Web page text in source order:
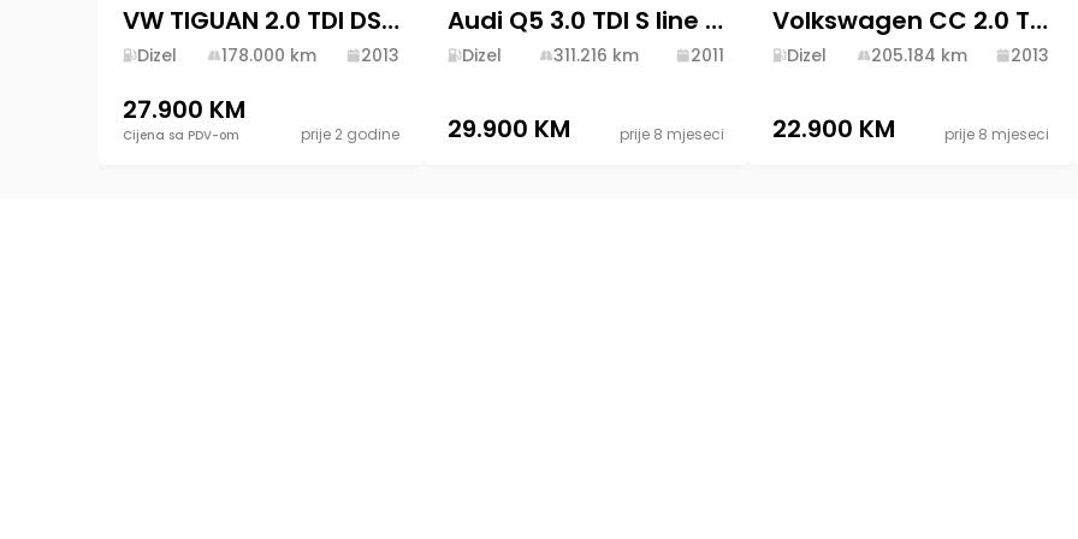
VW TIGUAN 2.0 TDI DSG 4MOTION 2013 HIGHLINE 178000KM
Dizel 178.000 km 2013
27.900 KM
Cijena sa PDV-om prije 2 godine
Audi Q5 3.0 TDI S line 2011 Diesel
Dizel 311.216 km 2011
29.900 KM prije 8 mjeseci
Volkswagen CC 2.0 TDI 2013 Diesel
Dizel 205.184 km 2013
22.900 KM prije 8 mjeseci